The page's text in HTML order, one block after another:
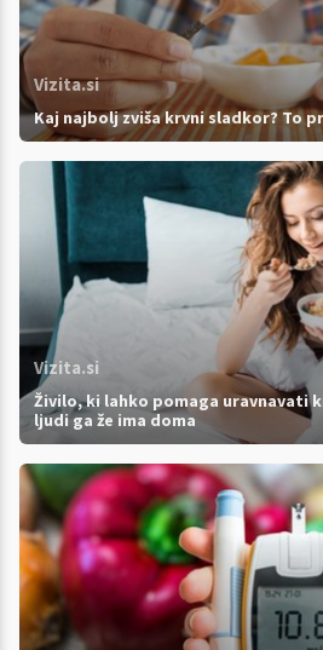
Vizita.si
Kaj najbolj zviša krvni sladkor? To
Vizita.si
Živilo, ki lahko pomaga uravnavati
ljudi ga že ima doma